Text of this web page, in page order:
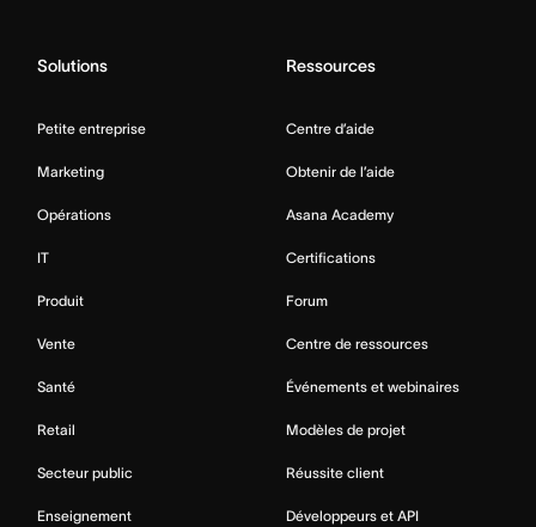
Solutions
Petite entreprise
Marketing
Opérations
IT
Produit
Vente
Santé
Retail
Secteur public
Enseignement
Ressources
Centre d’aide
Obtenir de l’aide
Asana Academy
Certifications
Forum
Centre de ressources
Événements et webinaires
Modèles de projet
Réussite client
Développeurs et API